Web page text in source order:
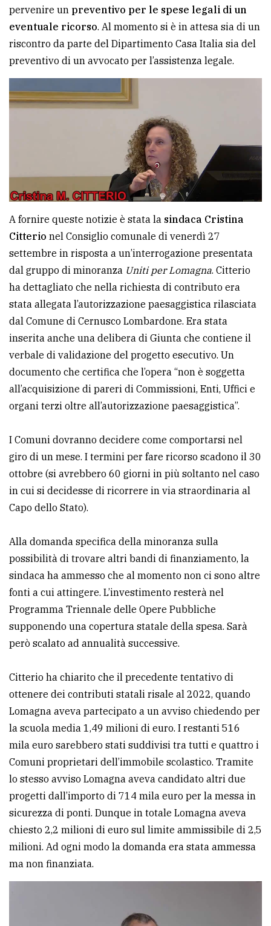
Privacy
policy
Cookie
pervenire un preventivo per le spese legali di un
eventuale ricorso. Al momento si è in attesa sia di un
riscontro da parte del Dipartimento Casa Italia sia del
preventivo di un avvocato per l’assistenza legale.
A fornire queste notizie è stata la sindaca Cristina
Citterio nel Consiglio comunale di venerdì 27
settembre in risposta a un’interrogazione presentata
dal gruppo di minoranza Uniti per Lomagna. Citterio
ha dettagliato che nella richiesta di contributo era
stata allegata l’autorizzazione paesaggistica rilasciata
dal Comune di Cernusco Lombardone. Era stata
inserita anche una delibera di Giunta che contiene il
verbale di validazione del progetto esecutivo. Un
documento che certifica che l’opera “non è soggetta
all’acquisizione di pareri di Commissioni, Enti, Uffici e
organi terzi oltre all’autorizzazione paesaggistica”.
I Comuni dovranno decidere come comportarsi nel
giro di un mese. I termini per fare ricorso scadono il 30
ottobre (si avrebbero 60 giorni in più soltanto nel caso
in cui si decidesse di ricorrere in via straordinaria al
Capo dello Stato).
Alla domanda specifica della minoranza sulla
possibilità di trovare altri bandi di finanziamento, la
sindaca ha ammesso che al momento non ci sono altre
fonti a cui attingere. L’investimento resterà nel
Programma Triennale delle Opere Pubbliche
supponendo una copertura statale della spesa. Sarà
però scalato ad annualità successive.
Citterio ha chiarito che il precedente tentativo di
ottenere dei contributi statali risale al 2022, quando
Lomagna aveva partecipato a un avviso chiedendo per
la scuola media 1,49 milioni di euro. I restanti 516
mila euro sarebbero stati suddivisi tra tutti e quattro i
Comuni proprietari dell’immobile scolastico. Tramite
lo stesso avviso Lomagna aveva candidato altri due
progetti dall’importo di 714 mila euro per la messa in
sicurezza di ponti. Dunque in totale Lomagna aveva
chiesto 2,2 milioni di euro sul limite ammissibile di 2,5
milioni. Ad ogni modo la domanda era stata ammessa
ma non finanziata.